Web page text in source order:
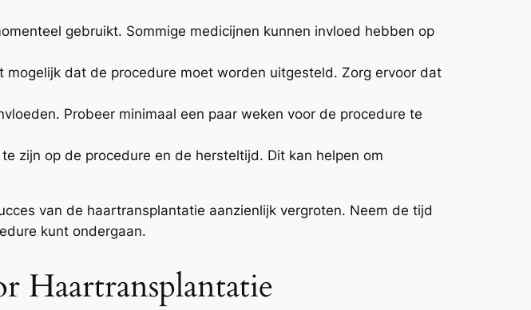
gebruikt. Sommige medicijnen kunnen invloed hebben op
dat de procedure moet worden uitgesteld. Zorg ervoor dat
Probeer minimaal een paar weken voor de procedure te
zijn op de procedure en de hersteltijd. Dit kan helpen om
van de haartransplantatie aanzienlijk vergroten. Neem de tijd
kunt ondergaan.
Haartransplantatie